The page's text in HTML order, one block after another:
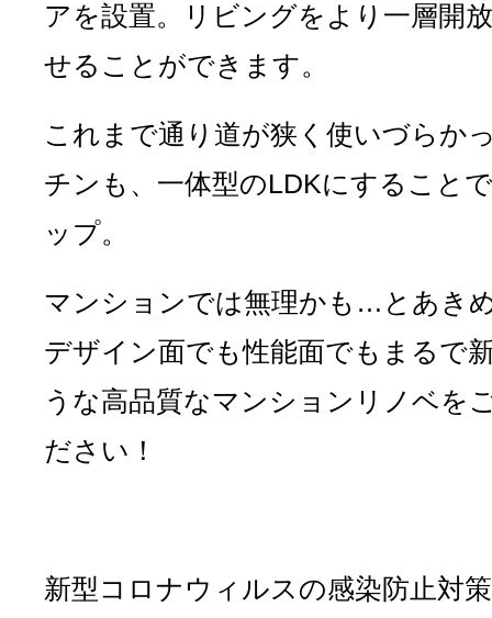
アを設置。リビングをより一層開
せることができます。
これまで通り道が狭く使いづらか
チンも、一体型のLDKにすること
ップ。
マンションでは無理かも…とあき
デザイン面でも性能面でもまるで
うな高品質なマンションリノベを
ださい！
新型コロナウィルスの感染防止対